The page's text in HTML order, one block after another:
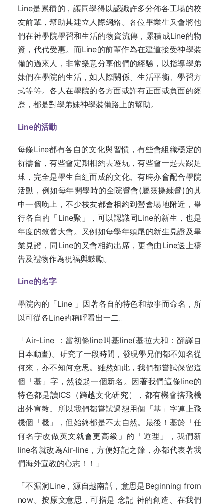
Line是累積的，讓同學得以認識許多分佈各工場的校
友前輩，幫助其建立人際網絡。各位畢業生又會將他
們在神學院學習和生活的物資流傳，累積成Line的物
資，代代受惠。而Line的前輩作為在建道接受神學裝
備的過來人，非常樂意分享他們的經驗，以指導學弟
妹們在學院的生活，如人際關係、生活平衡、學習方
式等等。各人在學院的各方面或許有正面或負面的經
歷，都是對學弟妹神學裝備路上的幫助。
Line的活動
每條Line都有各自的文化與習慣，有些會組織穩定的
祈禱會，有些會定期相約去遊玩，有些會一起去踢足
球，完全是學生自組而成的文化。有時亦會配合學院
活動，例如每年開學時的全院營會(屬靈操練營)的其
中一個晚上，不少校友都會相約到營會場地附近，舉
行各自的「Line聚」，可以認識同Line的新生，也是
年度的敘舊大會。又例如每學年頭尾的新生見證及畢
業見證，同Line的又會相約出席，更會由Line送上禱
告及禮物作為祝福與鼓勵。
Line的名字
學院內的「Line 」因著各自的特色和故事而命名，所
以可從各Line的稱呼看出一二。
「Air-Line ：當初條line叫基line(基拉大和：翻譯自
日本動畫)。研究了一段時間，發現學兄們都不知名從
何來，亦不知何意思。雖然如此，我們都嘗試保留這
個「基」字，然後起一個新名。因著我們這條line的
特色都是讀ICS（跨越文化研究），都有機會搭飛機
出外宣教。所以我們都嘗試過想用個「基」字連上飛
機個「機」，但始終都是不太自然。最後！基於「任
何名字改做英文就會更高級」的「道理」，我們新
line名就改為Air-line，方便好記之餘，亦都代表著我
們海外宣教的心志！！」
「不漏洞Line，源自越南話，意思是Beginning from
now。按原文意思，可指是 念記 神的創造、在我們